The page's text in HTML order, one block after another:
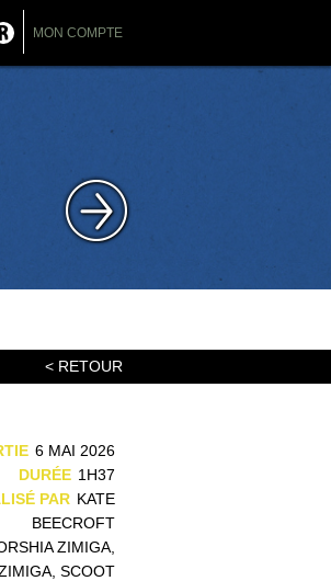
MON COMPTE
< RETOUR
6 MAI 2026
DURÉE 1H37
PAR KATE
BEECROFT
ZIMIGA,
SCOOT